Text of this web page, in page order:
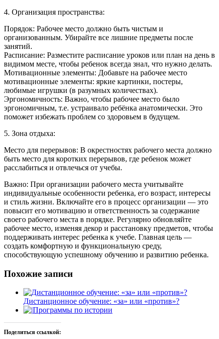
4. Организация пространства:
Порядок: Рабочее место должно быть чистым и
организованным. Убирайте все лишние предметы после
занятий.
Расписание: Разместите расписание уроков или план на день в
видимом месте, чтобы ребенок всегда знал, что нужно делать.
Мотивационные элементы: Добавьте на рабочее место
мотивационные элементы: яркие картинки, постеры,
любимые игрушки (в разумных количествах).
Эргономичность: Важно, чтобы рабочее место было
эргономичным, т.е. устраивало ребёнка анатомически. Это
поможет избежать проблем со здоровьем в будущем.
5. Зона отдыха:
Место для перерывов: В окрестностях рабочего места должно
быть место для коротких перерывов, где ребенок может
расслабиться и отвлечься от учебы.
Важно: При организации рабочего места учитывайте
индивидуальные особенности ребенка, его возраст, интересы
и стиль жизни. Включайте его в процесс организации — это
повысит его мотивацию и ответственность за содержание
своего рабочего места в порядке. Регулярно обновляйте
рабочее место, изменяя декор и расстановку предметов, чтобы
поддерживать интерес ребенка к учебе. Главная цель —
создать комфортную и функциональную среду,
способствующую успешному обучению и развитию ребенка.
Похожие записи
Дистанционное обучение: «за» или «против»?
Программы по истории
Поделиться ссылкой: